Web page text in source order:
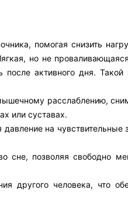
помогая снизить
но не
активного дня. Такой
расслаблению,
или суставах.
на
сне, позволяя свободно
другого человека, что